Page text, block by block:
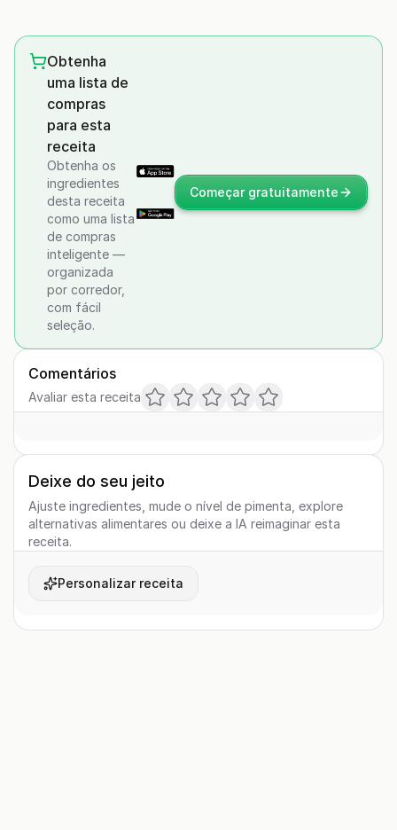
Obtenha
uma lista de
compras
para esta
receita
Obtenha os
ingredientes
desta receita
como uma lista
de compras
inteligente —
organizada
por corredor,
com fácil
seleção.
Começar gratuitamente
Comentários
Avaliar esta receita
Deixe do seu jeito
Ajuste ingredientes, mude o nível de pimenta, explore
alternativas alimentares ou deixe a IA reimaginar esta
receita.
Personalizar receita